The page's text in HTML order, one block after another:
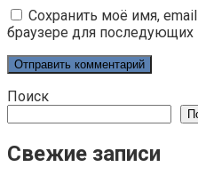
Сохранить моё имя,
браузере для
Поиск
Свежие записи